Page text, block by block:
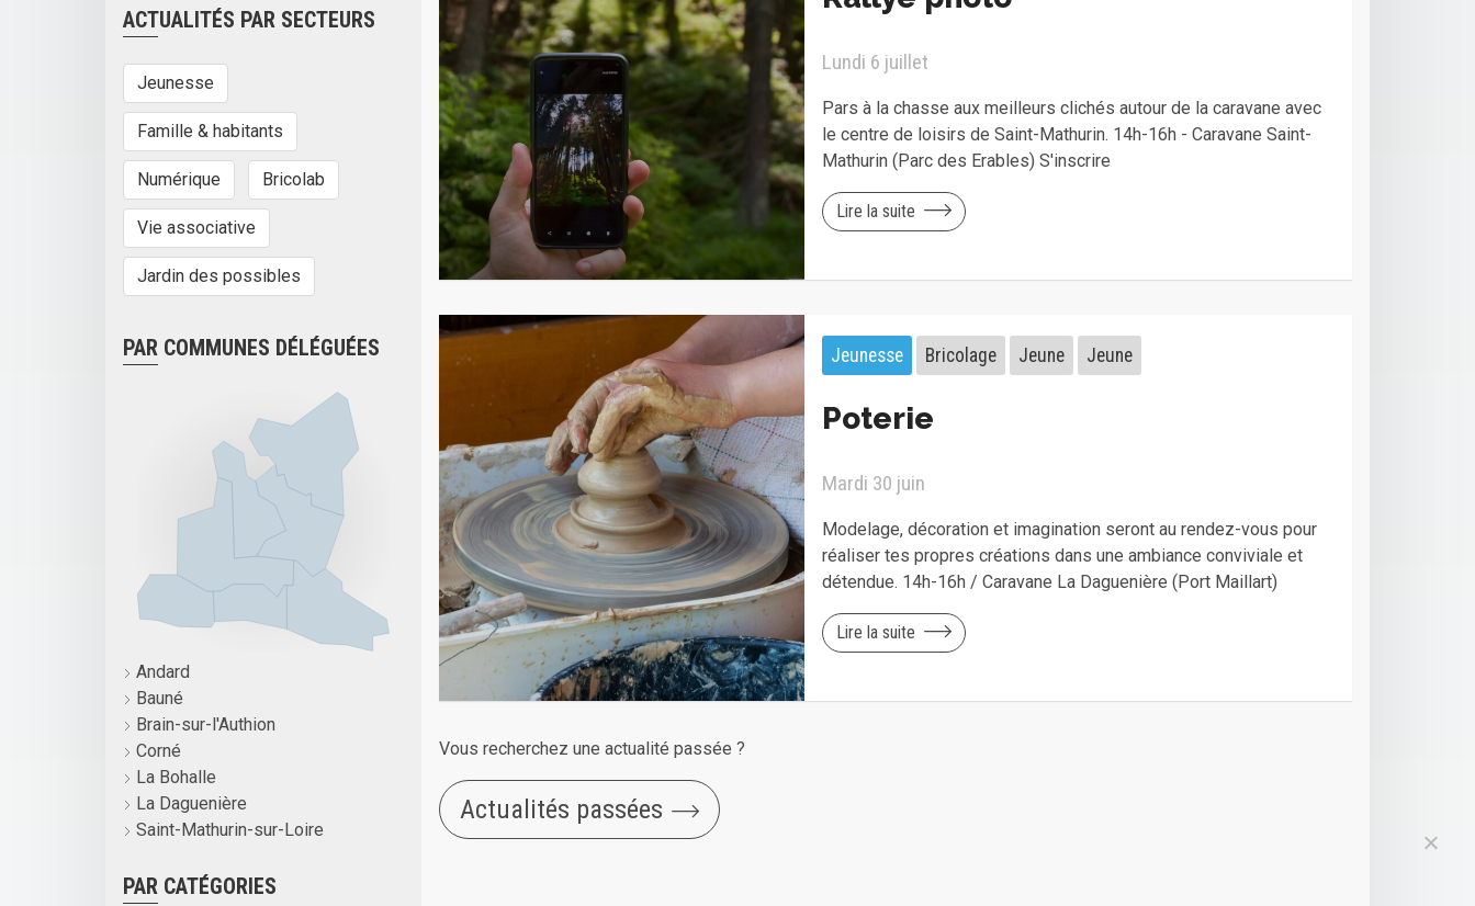
ACTUALITÉS PAR SECTEURS
Jeunesse
Famille & habitants
Numérique Bricolab
Vie associative
Jardin des possibles
PAR COMMUNES DÉLÉGUÉES
Andard
Bauné
Brain-sur-l'Authion
Corné
La Bohalle
La Daguenière
Saint-Mathurin-sur-Loire
PAR CATÉGORIES
Lundi 6 juillet
Pars à la chasse aux meilleurs clichés autour de la caravane avec
le centre de loisirs de Saint-Mathurin. 14h-16h - Caravane Saint-
Mathurin (Parc des Erables) S'inscrire
Lire la suite
Jeunesse Bricolage Jeune Jeune
Poterie
Mardi 30 juin
Modelage, décoration et imagination seront au rendez-vous pour
réaliser tes propres créations dans une ambiance conviviale et
détendue. 14h-16h / Caravane La Daguenière (Port Maillart)
Lire la suite
Vous recherchez une actualité passée ?
Actualités passées